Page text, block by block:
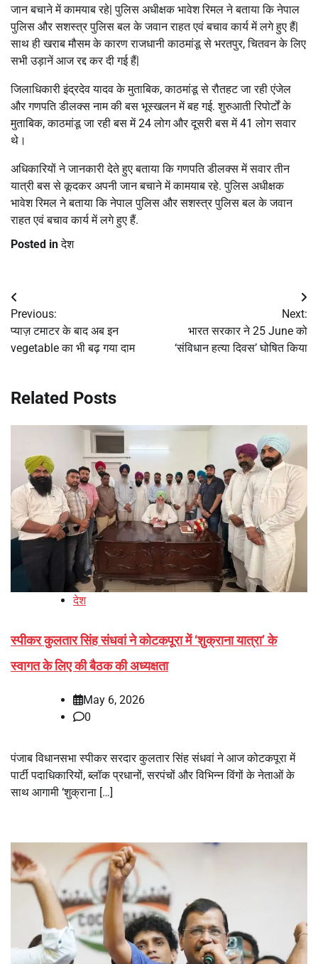
जान बचाने में कामयाब रहे| पुलिस अधीक्षक भावेश रिमल ने बताया कि नेपाल
पुलिस और सशस्त्र पुलिस बल के जवान राहत एवं बचाव कार्य में लगे हुए हैं|
साथ ही खराब मौसम के कारण राजधानी काठमांडू से भरतपुर, चितवन के लिए
सभी उड़ानें आज रद्द कर दी गई हैं|
जिलाधिकारी इंद्रदेव यादव के मुताबिक, काठमांडू से रौतहट जा रही एंजेल
और गणपति डीलक्स नाम की बस भूस्खलन में बह गई. शुरुआती रिपोर्टों के
मुताबिक, काठमांडू जा रही बस में 24 लोग और दूसरी बस में 41 लोग सवार
थे।
अधिकारियों ने जानकारी देते हुए बताया कि गणपति डीलक्स में सवार तीन
यात्री बस से कूदकर अपनी जान बचाने में कामयाब रहे. पुलिस अधीक्षक
भावेश रिमल ने बताया कि नेपाल पुलिस और सशस्त्र पुलिस बल के जवान
राहत एवं बचाव कार्य में लगे हुए हैं.
Posted inदेश
Post
navigation
Previous:
प्याज़ टमाटर के बाद अब इन
vegetable का भी बढ़ गया दाम
Next:
भारत सरकार ने 25 June को
‘संविधान हत्या दिवस’ घोषित किया
Related Posts
देश
स्पीकर कुलतार सिंह संधवां ने कोटकपूरा में ‘शुक्राना यात्रा’ के
स्वागत के लिए की बैठक की अध्यक्षता
May 6, 2026
0
पंजाब विधानसभा स्पीकर सरदार कुलतार सिंह संधवां ने आज कोटकपूरा में
पार्टी पदाधिकारियों, ब्लॉक प्रधानों, सरपंचों और विभिन्न विंगों के नेताओं के
साथ आगामी ‘शुक्राना […]